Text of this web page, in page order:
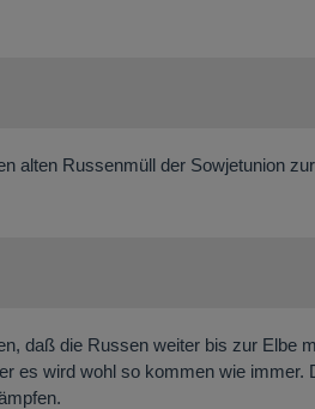
alten Russenmüll der Sowjetunion
daß die Russen weiter bis zur Elbe
es wird wohl so kommen wie